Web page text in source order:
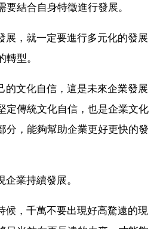
結合自身特徵進行發展。
展，就一定要進行多元化的發展
型。
的文化自信，這是未來企業發展
定傳統文化自信，也是企業文化
分，能夠幫助企業更好更快的發
業持續發展。
候，千萬不要出現好高騖遠的現